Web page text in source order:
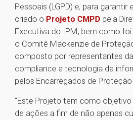
Pessoais (LGPD) e, para
criado o Projeto CMPD pela
Executiva do IPM, bem como
o Comitê Mackenzie de
composto por representantes
compliance e tecnologia da
pelos Encarregados de Proteção
“Este Projeto tem como
de ações a fim de não apenas